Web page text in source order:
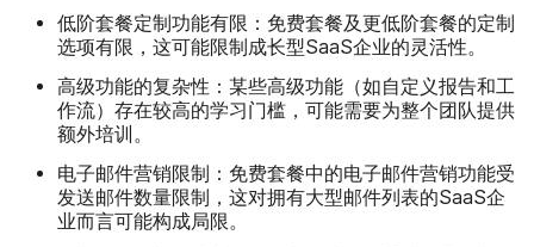
低阶套餐定制功能有限： 免费套餐及更低阶套餐的定制
选项有限，这可能限制成长型SaaS企业的灵活性。
高级功能的复杂性： 某些高级功能 （如自定义报告和工
作流）存在较高的学习门槛，可能需要为整个团队提供
额外培训。
电子邮件营销限制： 免费套餐中的电子邮件营销功能受
发送邮件数量限制，这对拥有大型邮件列表的SaaS企
业而言可能构成局限。